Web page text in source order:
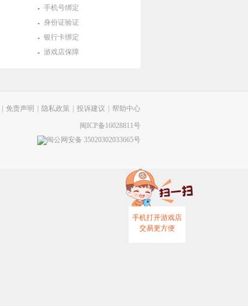
手机号绑定
身份证验证
银行卡绑定
游戏店保障
帮助中心
投诉建议
隐私政策
免责声明
闽ICP备16028811号
闽公网安备 35020302033665号
手机打开游戏店
交易更方便